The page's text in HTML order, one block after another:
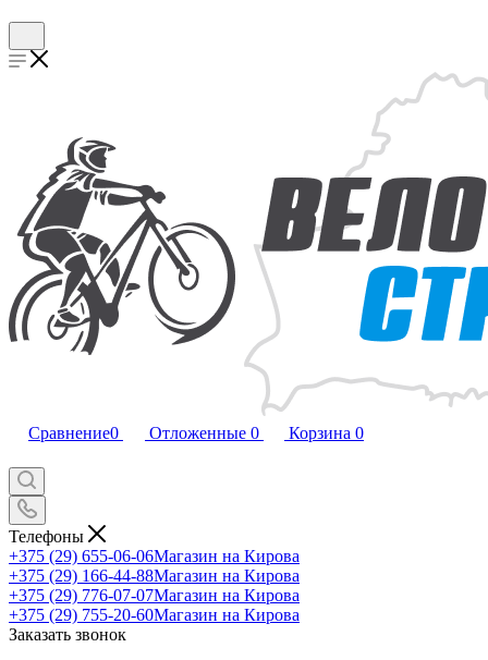
Сравнение0 Отложенные 0 Корзина 0
Телефоны
+375 (29) 655-06-06Магазин на Кирова
+375 (29) 166-44-88Магазин на Кирова
+375 (29) 776-07-07Магазин на Кирова
+375 (29) 755-20-60Магазин на Кирова
Заказать звонок